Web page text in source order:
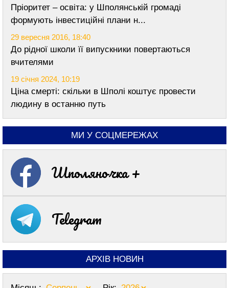
Пріоритет – освіта: у Шполянській громаді
формують інвестиційні плани н...
29 вересня 2016, 18:40
До рідної школи її випускники повертаються
вчителями
19 січня 2024, 10:19
Ціна смерті: скільки в Шполі коштує провести
людину в останню путь
МИ У СОЦМЕРЕЖАХ
Шполяночка +
Telegram
АРХІВ НОВИН